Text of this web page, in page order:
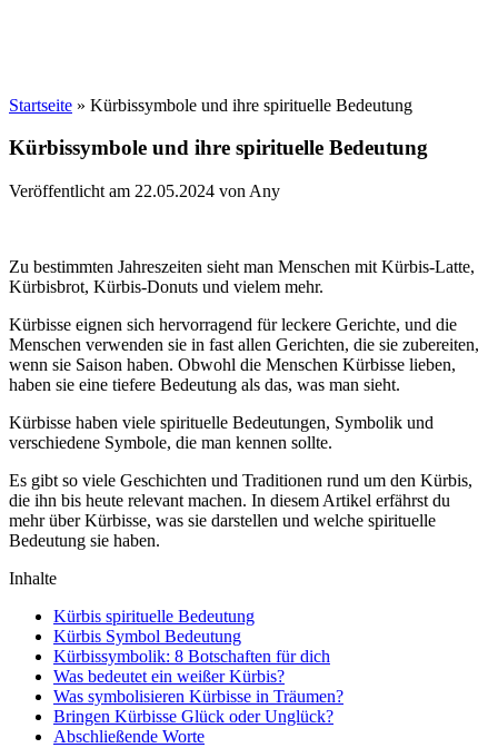
Startseite » Kürbissymbole und ihre spirituelle Bedeutung
Kürbissymbole und ihre spirituelle Bedeutung
Veröffentlicht am 22.05.2024 von Any
Zu bestimmten Jahreszeiten sieht man Menschen mit Kürbis-Latte,
Kürbisbrot, Kürbis-Donuts und vielem mehr.
Kürbisse eignen sich hervorragend für leckere Gerichte, und die
Menschen verwenden sie in fast allen Gerichten, die sie zubereiten,
wenn sie Saison haben. Obwohl die Menschen Kürbisse lieben,
haben sie eine tiefere Bedeutung als das, was man sieht.
Kürbisse haben viele spirituelle Bedeutungen, Symbolik und
verschiedene Symbole, die man kennen sollte.
Es gibt so viele Geschichten und Traditionen rund um den Kürbis,
die ihn bis heute relevant machen. In diesem Artikel erfährst du
mehr über Kürbisse, was sie darstellen und welche spirituelle
Bedeutung sie haben.
Inhalte
Kürbis spirituelle Bedeutung
Kürbis Symbol Bedeutung
Kürbissymbolik: 8 Botschaften für dich
Was bedeutet ein weißer Kürbis?
Was symbolisieren Kürbisse in Träumen?
Bringen Kürbisse Glück oder Unglück?
Abschließende Worte